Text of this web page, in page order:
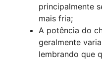
principalmente
mais fria;
A potência do
geralmente
lembrando que